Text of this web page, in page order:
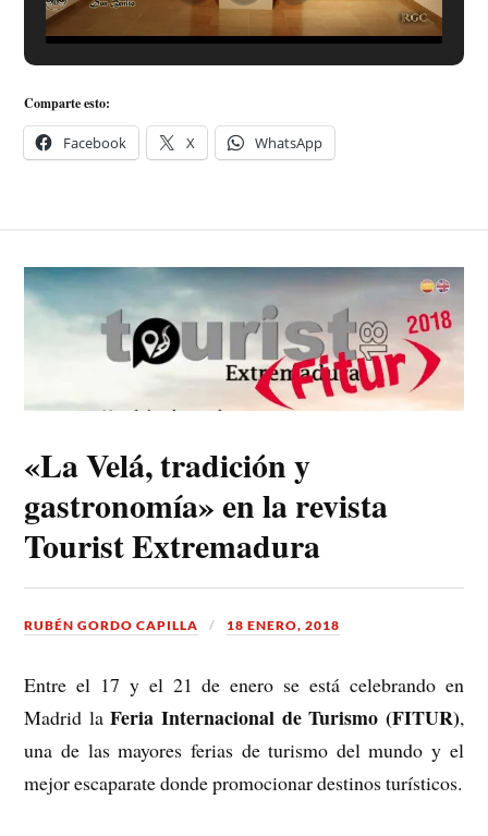
Comparte esto:
Facebook X WhatsApp
«La Velá, tradición y
gastronomía» en la revista
Tourist Extremadura
RUBÉN GORDO CAPILLA 18 ENERO, 2018
Entre el 17 y el 21 de enero se está celebrando en
Madrid laFeria Internacional de Turismo (FITUR),
una de las mayores ferias de turismo del mundo y el
mejor escaparate donde promocionar destinos turísticos.